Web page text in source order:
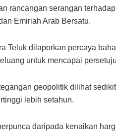
rancangan serangan
Emiriah Arab Bersatu.
Teluk dilaporkan percaya
untuk mencapai
geopolitik dilihat
lebih setahun.
daripada kenaikan